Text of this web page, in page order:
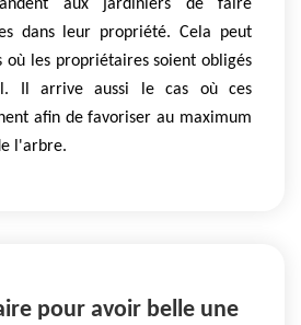
aux jardiniers de faire
dans leur propriété. Cela peut
où les propriétaires soient obligés
Il arrive aussi le cas où ces
afin de favoriser au maximum
l'arbre.
pour avoir belle une